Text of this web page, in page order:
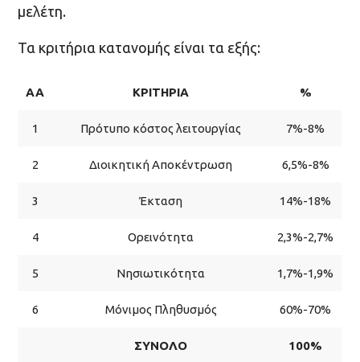
μελέτη.
Τα κριτήρια κατανομής είναι τα εξής:
ΑΑ ΚΡΙΤΗΡΙΑ %
1 Πρότυπο κόστος λειτουργίας 7%-8%
2 Διοικητική Αποκέντρωση 6,5%-8%
3 Έκταση 14%-18%
4 Ορεινότητα 2,3%-2,7%
5 Νησιωτικότητα 1,7%-1,9%
6 Μόνιμος Πληθυσμός 60%-70%
ΣΥΝΟΛΟ 100%